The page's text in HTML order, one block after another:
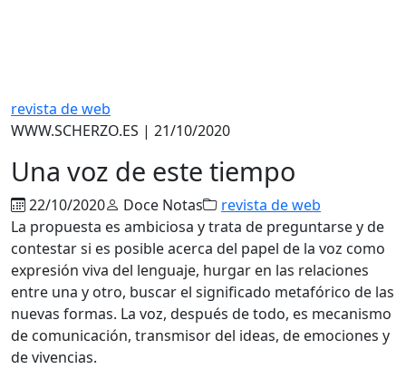
revista de web
WWW.SCHERZO.ES | 21/10/2020
Una voz de este tiempo
22/10/2020 Doce Notas
revista de web
La propuesta es ambiciosa y trata de preguntarse y de
contestar si es posible acerca del papel de la voz como
expresión viva del lenguaje, hurgar en las relaciones
entre una y otro, buscar el significado metafórico de las
nuevas formas. La voz, después de todo, es mecanismo
de comunicación, transmisor del ideas, de emociones y
de vivencias.